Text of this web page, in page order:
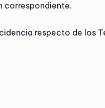
correspondiente.
respecto de los